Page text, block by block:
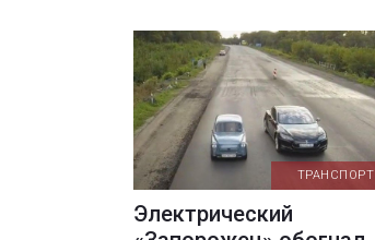
ТРАНСПОРТ
Электрический